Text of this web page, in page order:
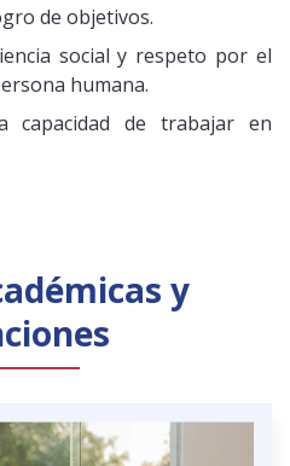
de objetivos.
social y respeto por el
humana.
capacidad de trabajar en
y